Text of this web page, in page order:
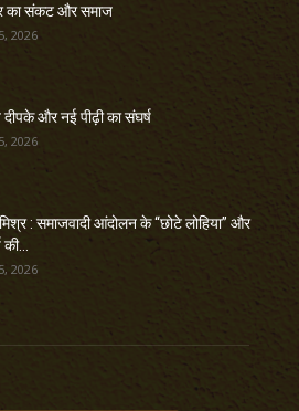
का संकट और समाज
2026
और नई पीढ़ी का संघर्ष
2026
: समाजवादी आंदोलन के “छोटे लोहिया” और
2026